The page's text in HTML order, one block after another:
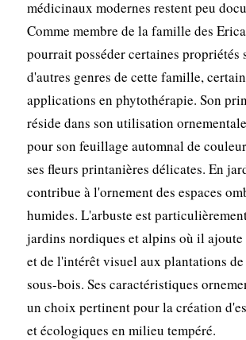
médicinaux modernes restent peu
Comme membre de la famille des
pourrait posséder certaines propriétés
d'autres genres de cette famille,
applications en phytothérapie. Son
réside dans son utilisation
pour son feuillage automnal de
ses fleurs printanières délicates. En
contribue à l'ornement des espaces
humides. L'arbuste est
jardins nordiques et alpins où il ajoute
et de l'intérêt visuel aux plantations de
sous-bois. Ses caractéristiques
un choix pertinent pour la création
et écologiques en milieu tempéré.